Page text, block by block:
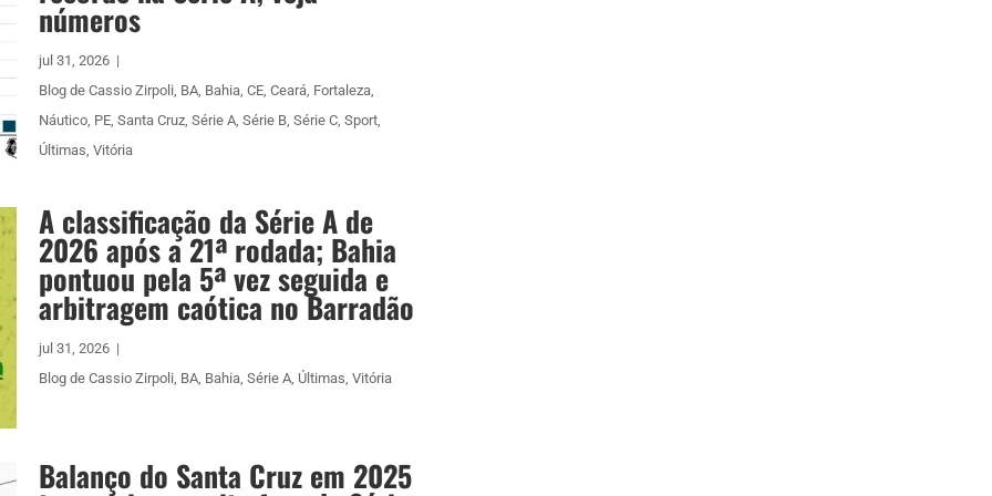
números
jul 31, 2026 |
Blog de Cassio Zirpoli, BA, Bahia, CE, Ceará, Fortaleza,
Náutico, PE, Santa Cruz, Série A, Série B, Série C, Sport,
Últimas, Vitória
A classificação da Série A de
2026 após a 21ª rodada; Bahia
pontuou pela 5ª vez seguida e
arbitragem caótica no Barradão
jul 31, 2026 |
Blog de Cassio Zirpoli, BA, Bahia, Série A, Últimas, Vitória
Balanço do Santa Cruz em 2025